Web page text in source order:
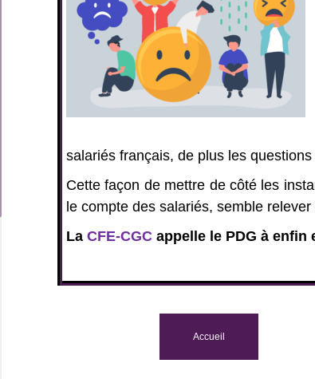
salariés français, de plus les
Cette façon de mettre de côté les
le compte des salariés, semble
La CFE-CGC appelle le PDG à enfin
Accueil